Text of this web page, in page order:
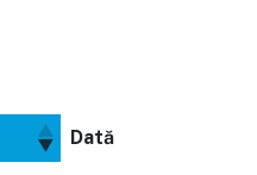
Dată